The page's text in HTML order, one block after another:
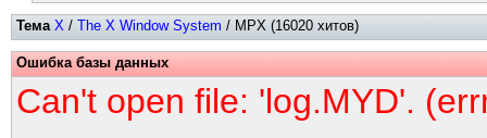
Тема X / The X Window System / MPX (16020 хитов)
Ошибка базы данных
Can't open file: 'log.MYD'.